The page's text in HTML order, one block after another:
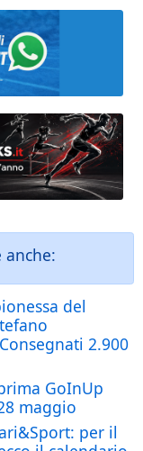
del
2.900
GoInUp
maggio
per il